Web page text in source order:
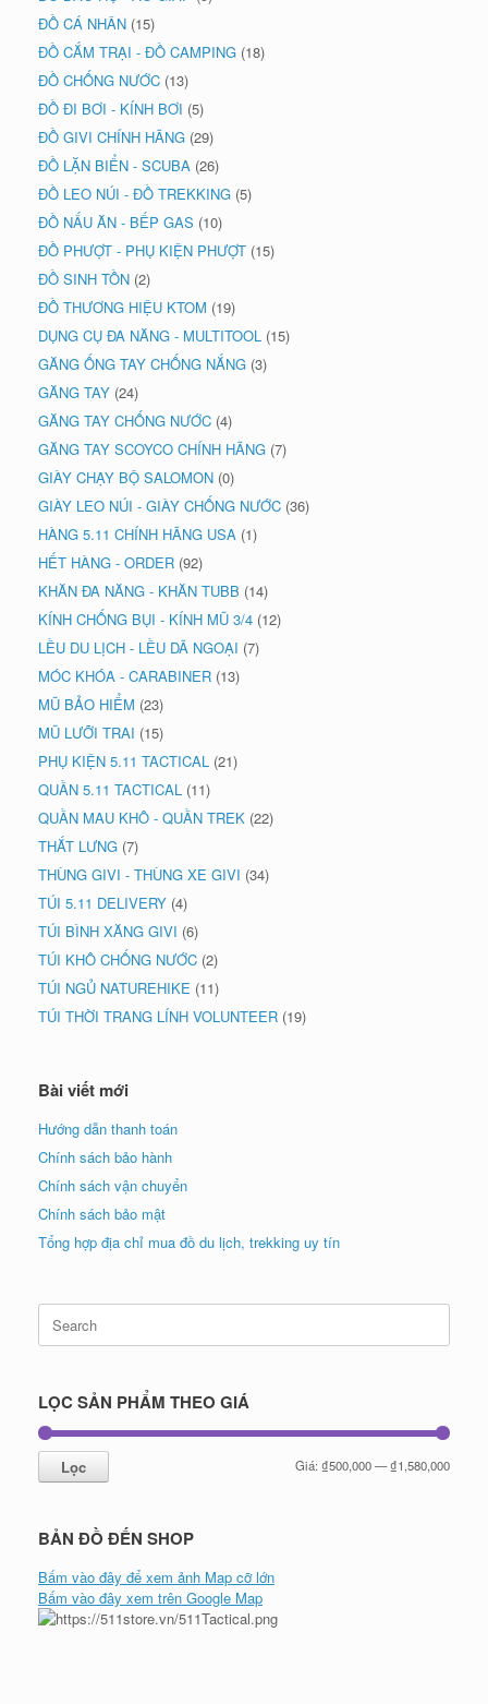
ĐỒ CÁ NHÂN (15)
ĐỒ CẮM TRẠI - ĐỒ CAMPING (18)
ĐỒ CHỐNG NƯỚC (13)
ĐỒ ĐI BƠI - KÍNH BƠI (5)
ĐỒ GIVI CHÍNH HÃNG (29)
ĐỒ LẶN BIỂN - SCUBA (26)
ĐỒ LEO NÚI - ĐỒ TREKKING (5)
ĐỒ NẤU ĂN - BẾP GAS (10)
ĐỒ PHƯỢT - PHỤ KIỆN PHƯỢT (15)
ĐỒ SINH TỒN (2)
ĐỒ THƯƠNG HIỆU KTOM (19)
DỤNG CỤ ĐA NĂNG - MULTITOOL (15)
GĂNG ỐNG TAY CHỐNG NẮNG (3)
GĂNG TAY (24)
GĂNG TAY CHỐNG NƯỚC (4)
GĂNG TAY SCOYCO CHÍNH HÃNG (7)
GIÀY CHẠY BỘ SALOMON (0)
GIÀY LEO NÚI - GIÀY CHỐNG NƯỚC (36)
HÀNG 5.11 CHÍNH HÃNG USA (1)
HẾT HÀNG - ORDER (92)
KHĂN ĐA NĂNG - KHĂN TUBB (14)
KÍNH CHỐNG BỤI - KÍNH MŨ 3/4 (12)
LỀU DU LỊCH - LỀU DÃ NGOẠI (7)
MÓC KHÓA - CARABINER (13)
MŨ BẢO HIỂM (23)
MŨ LƯỠI TRAI (15)
PHỤ KIỆN 5.11 TACTICAL (21)
QUẦN 5.11 TACTICAL (11)
QUẦN MAU KHÔ - QUẦN TREK (22)
THẮT LƯNG (7)
THÙNG GIVI - THÙNG XE GIVI (34)
TÚI 5.11 DELIVERY (4)
TÚI BÌNH XĂNG GIVI (6)
TÚI KHÔ CHỐNG NƯỚC (2)
TÚI NGỦ NATUREHIKE (11)
TÚI THỜI TRANG LÍNH VOLUNTEER (19)
Bài viết mới
Hướng dẫn thanh toán
Chính sách bảo hành
Chính sách vận chuyển
Chính sách bảo mật
Tổng hợp địa chỉ mua đồ du lịch, trekking uy tín
Search
for:
LỌC SẢN PHẨM THEO GIÁ
Giá
Giá
Lọc Giá:₫500,000—₫1,580,000
BẢN ĐỒ ĐẾN SHOP
Bấm vào đây để xem ảnh Map cỡ lớn
Bấm vào đây xem trên Google Map